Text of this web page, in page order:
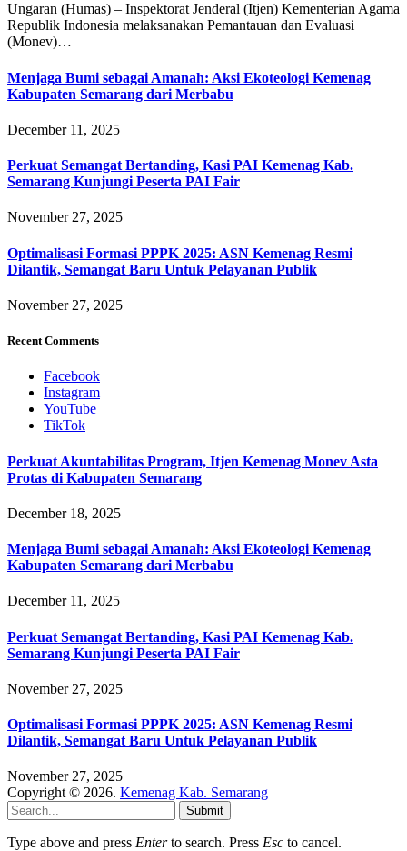
Ungaran (Humas) – Inspektorat Jenderal (Itjen) Kementerian Agama
Republik Indonesia melaksanakan Pemantauan dan Evaluasi
(Monev)…
Menjaga Bumi sebagai Amanah: Aksi Ekoteologi Kemenag
Kabupaten Semarang dari Merbabu
December 11, 2025
Perkuat Semangat Bertanding, Kasi PAI Kemenag Kab.
Semarang Kunjungi Peserta PAI Fair
November 27, 2025
Optimalisasi Formasi PPPK 2025: ASN Kemenag Resmi
Dilantik, Semangat Baru Untuk Pelayanan Publik
November 27, 2025
Recent Comments
Facebook
Instagram
YouTube
TikTok
Perkuat Akuntabilitas Program, Itjen Kemenag Monev Asta
Protas di Kabupaten Semarang
December 18, 2025
Menjaga Bumi sebagai Amanah: Aksi Ekoteologi Kemenag
Kabupaten Semarang dari Merbabu
December 11, 2025
Perkuat Semangat Bertanding, Kasi PAI Kemenag Kab.
Semarang Kunjungi Peserta PAI Fair
November 27, 2025
Optimalisasi Formasi PPPK 2025: ASN Kemenag Resmi
Dilantik, Semangat Baru Untuk Pelayanan Publik
November 27, 2025
Copyright © 2026. Kemenag Kab. Semarang
Submit
Type above and press Enterto search. Press Esc to cancel.